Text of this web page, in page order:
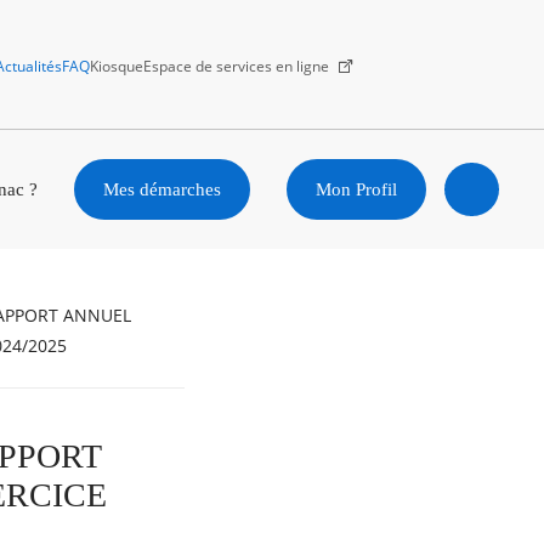
FAQKiosqueEspace de services en ligne
? Mes démarches Mon Profil
2025